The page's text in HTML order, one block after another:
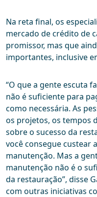
Na reta final, os
mercado de crédito de
promissor, mas que
importantes, inclusive
“O que a gente escuta
não é suficiente para
como necessária. As
os projetos, os tempos
sobre o sucesso da
você consegue custear
manutenção. Mas a
manutenção não é o
da restauração”, disse
com outras iniciativas